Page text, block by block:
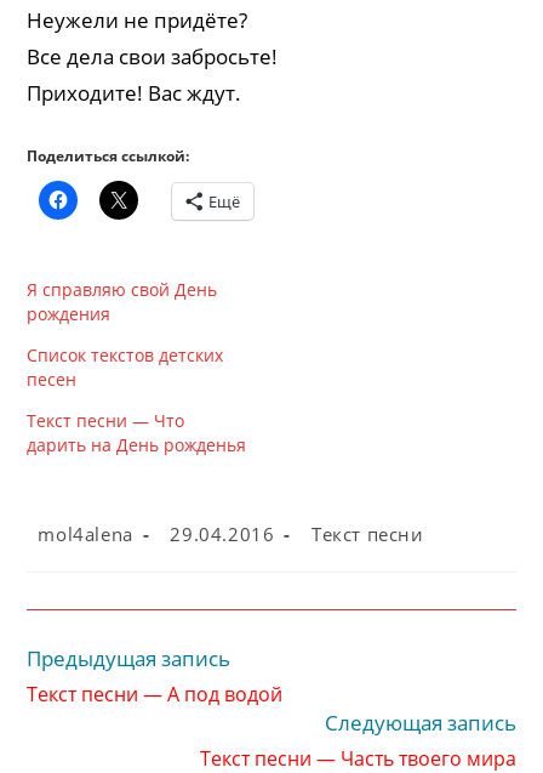
Неужели не придёте?
Все дела свои забросьте!
Приходите! Вас ждут.
Поделиться ссылкой:
Ещё
Я справляю свой День
рождения
Список текстов детских
песен
Текст песни — Что
дарить на День рожденья
Автор
mol4alena
Запись
29.04.2016
Рубрика
Текст песни
Читать
статьи
Предыдущая запись
Текст песни — А под водой
Следующая запись
Текст песни — Часть твоего мира